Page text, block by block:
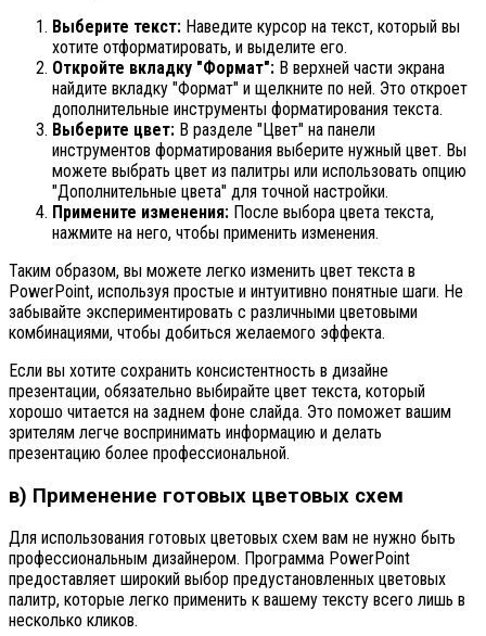
Выберите текст: Наведите курсор на текст, который вы
хотите отформатировать, и выделите его.
Откройте вкладку "Формат": В верхней части экрана
найдите вкладку "Формат" и щелкните по ней. Это откроет
дополнительные инструменты форматирования текста.
Выберите цвет: В разделе "Цвет" на панели
инструментов форматирования выберите нужный цвет. Вы
можете выбрать цвет из палитры или использовать опцию
"Дополнительные цвета" для точной настройки.
Примените изменения: После выбора цвета текста,
нажмите на него, чтобы применить изменения.
Таким образом, вы можете легко изменить цвет текста в
PowerPoint, используя простые и интуитивно понятные шаги. Не
забывайте экспериментировать с различными цветовыми
комбинациями, чтобы добиться желаемого эффекта.
Если вы хотите сохранить консистентность в дизайне
презентации, обязательно выбирайте цвет текста, который
хорошо читается на заднем фоне слайда. Это поможет вашим
зрителям легче воспринимать информацию и делать
презентацию более профессиональной.
в) Применение готовых цветовых схем
Для использования готовых цветовых схем вам не нужно быть
профессиональным дизайнером. Программа PowerPoint
предоставляет широкий выбор предустановленных цветовых
палитр, которые легко применить к вашему тексту всего лишь в
несколько кликов.